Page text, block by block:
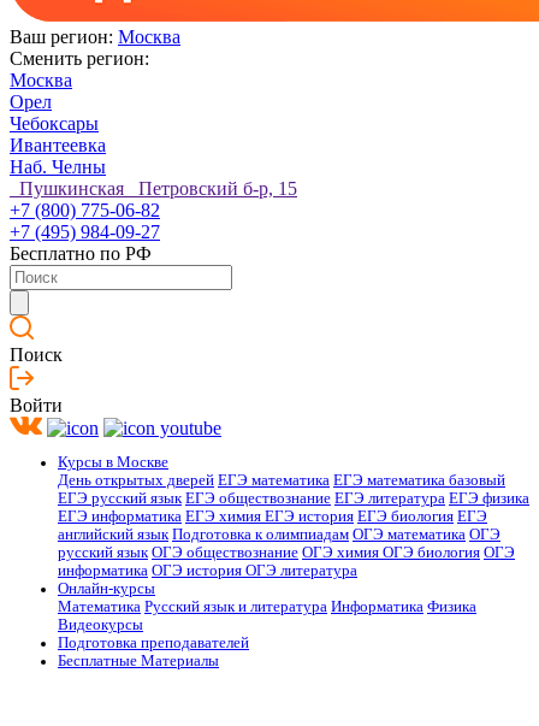
Ваш регион: Москва
Сменить регион:
Москва
Орел
Чебоксары
Ивантеевка
Наб. Челны
Пушкинская Петровский б-р, 15
+7 (800) 775-06-82
+7 (495) 984-09-27
Бесплатно по РФ
Поиск
Войти
Курсы в Москве
День открытых дверей ЕГЭ математика ЕГЭ математика базовый
ЕГЭ русский язык ЕГЭ обществознание ЕГЭ литература ЕГЭ физика
ЕГЭ информатика ЕГЭ химия ЕГЭ история ЕГЭ биология ЕГЭ
английский язык Подготовка к олимпиадам ОГЭ математика ОГЭ
русский язык ОГЭ обществознание ОГЭ химия ОГЭ биология ОГЭ
информатика ОГЭ история ОГЭ литература
Онлайн-курсы
Математика Русский язык и литература Информатика Физика
Видеокурсы
Подготовка преподавателей
Бесплатные Материалы